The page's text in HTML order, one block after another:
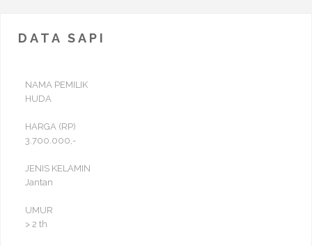
DATA SAPI
NAMA PEMILIK
HUDA
HARGA (RP)
3.700.000,-
JENIS KELAMIN
Jantan
UMUR
> 2 th